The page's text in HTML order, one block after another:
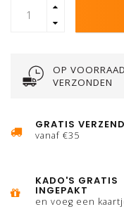
OP
VERZONDEN
GRATIS
vanaf €35
KADO'S GRATIS
INGEPAKT
en voeg een